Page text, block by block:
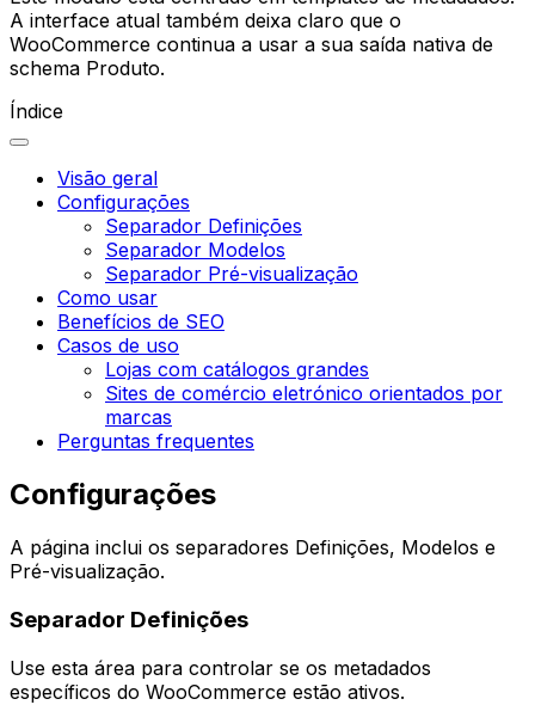
A interface atual também deixa claro que o
WooCommerce continua a usar a sua saída nativa de
schema Produto.
Índice
Visão geral
Configurações
Separador Definições
Separador Modelos
Separador Pré-visualização
Como usar
Benefícios de SEO
Casos de uso
Lojas com catálogos grandes
Sites de comércio eletrónico orientados por
marcas
Perguntas frequentes
Configurações
A página inclui os separadores Definições, Modelos e
Pré-visualização.
Separador Definições
Use esta área para controlar se os metadados
específicos do WooCommerce estão ativos.